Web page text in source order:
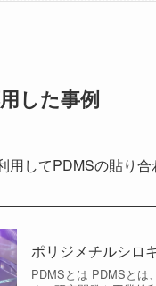
した事例
用してPDMSの貼り合
ポリジメチルシロ
PDMSとは PDMSとは